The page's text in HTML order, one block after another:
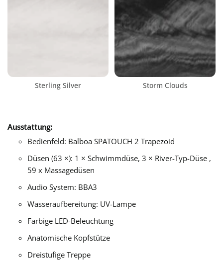
Sterling Silver Storm Clouds
Ausstattung:
Bedienfeld: Balboa SPATOUCH 2 Trapezoid
Düsen (63 ×): 1 × Schwimmdüse, 3 × River-Typ-Düse ,
59 x Massagedüsen
Audio System: BBA3
Wasseraufbereitung: UV-Lampe
Farbige LED-Beleuchtung
Anatomische Kopfstütze
Dreistufige Treppe